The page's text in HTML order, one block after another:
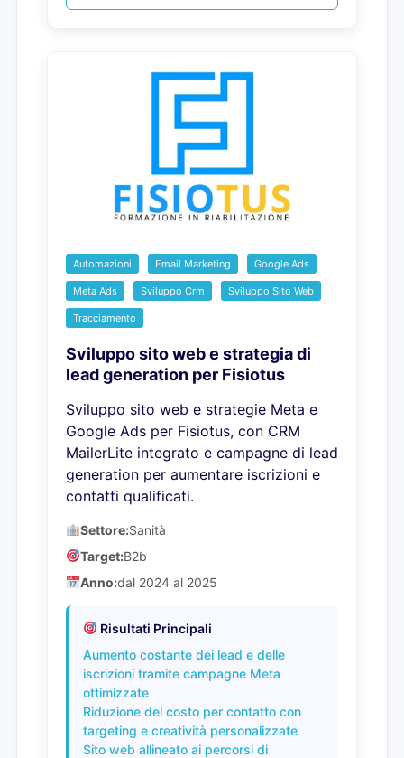
Automazioni Email Marketing Google Ads
Meta Ads Sviluppo Crm Sviluppo Sito Web
Tracciamento
Sviluppo sito web e strategia di
lead generation per Fisiotus
Sviluppo sito web e strategie Meta e
Google Ads per Fisiotus, con CRM
MailerLite integrato e campagne di lead
generation per aumentare iscrizioni e
contatti qualificati.
Settore:Sanità
Target:B2b
Anno:dal 2024 al 2025
Risultati Principali
Aumento costante dei lead e delle
iscrizioni tramite campagne Meta
ottimizzate
Riduzione del costo per contatto con
targeting e creatività personalizzate
Sito web allineato ai percorsi di